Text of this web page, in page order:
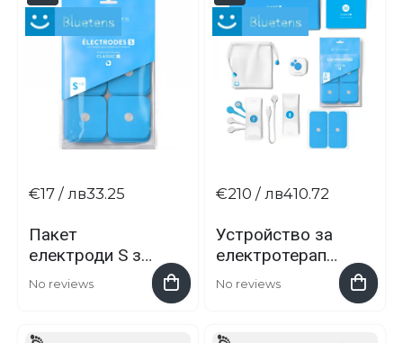
Пакет
електроди S за
Bluetens Classic
No reviews
€17 / лв33.25
Устройство за
електротерапи
я Bluetens
No reviews
€210 / лв410.72